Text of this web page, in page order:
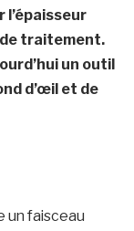
l’épaisseur
traitement.
un outil
d’œil et de
un faisceau